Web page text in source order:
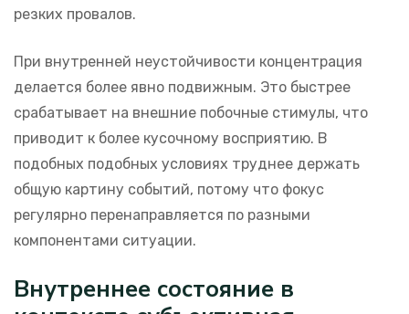
резких провалов.
При внутренней неустойчивости концентрация
делается более явно подвижным. Это быстрее
срабатывает на внешние побочные стимулы, что
приводит к более кусочному восприятию. В
подобных подобных условиях труднее держать
общую картину событий, потому что фокус
регулярно перенаправляется по разными
компонентами ситуации.
Внутреннее состояние в